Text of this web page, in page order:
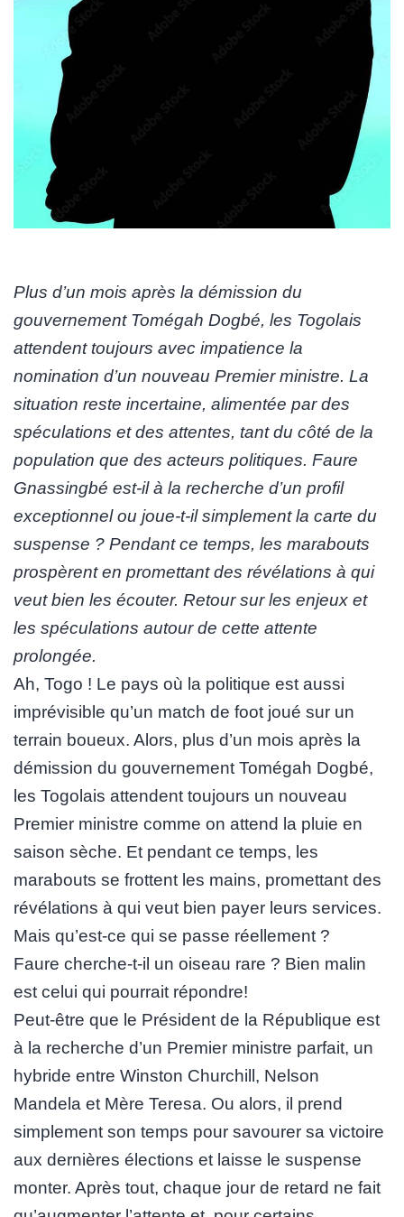
Plus d’un mois après la démission du
gouvernement Tomégah Dogbé, les Togolais
attendent toujours avec impatience la
nomination d’un nouveau Premier ministre. La
situation reste incertaine, alimentée par des
spéculations et des attentes, tant du côté de la
population que des acteurs politiques. Faure
Gnassingbé est-il à la recherche d’un profil
exceptionnel ou joue-t-il simplement la carte du
suspense ? Pendant ce temps, les marabouts
prospèrent en promettant des révélations à qui
veut bien les écouter. Retour sur les enjeux et
les spéculations autour de cette attente
prolongée.
Ah, Togo ! Le pays où la politique est aussi
imprévisible qu’un match de foot joué sur un
terrain boueux. Alors, plus d’un mois après la
démission du gouvernement Tomégah Dogbé,
les Togolais attendent toujours un nouveau
Premier ministre comme on attend la pluie en
saison sèche. Et pendant ce temps, les
marabouts se frottent les mains, promettant des
révélations à qui veut bien payer leurs services.
Mais qu’est-ce qui se passe réellement ?
Faure cherche-t-il un oiseau rare ? Bien malin
est celui qui pourrait répondre!
Peut-être que le Président de la République est
à la recherche d’un Premier ministre parfait, un
hybride entre Winston Churchill, Nelson
Mandela et Mère Teresa. Ou alors, il prend
simplement son temps pour savourer sa victoire
aux dernières élections et laisse le suspense
monter. Après tout, chaque jour de retard ne fait